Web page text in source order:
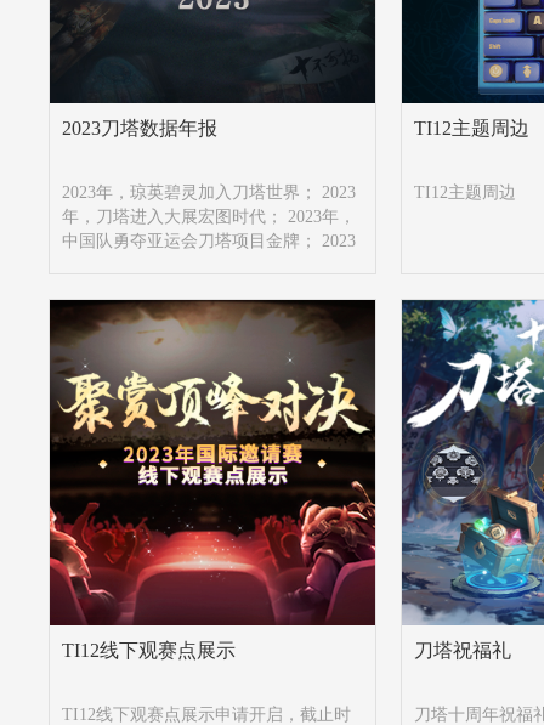
2023刀塔数据年报
2023年，琼英碧灵加入刀塔世界； 2023
年，刀塔进入大展宏图时代； 2023年，
中国队勇夺亚运会刀塔项目金牌； 2023
年，又有什么值得回忆的比赛或数据
呢？
TI12主题周边
TI12主题周边
TI12线下观赛点展示
TI12线下观赛点展示申请开启，截止时
刀塔祝福礼
刀塔十周年祝福